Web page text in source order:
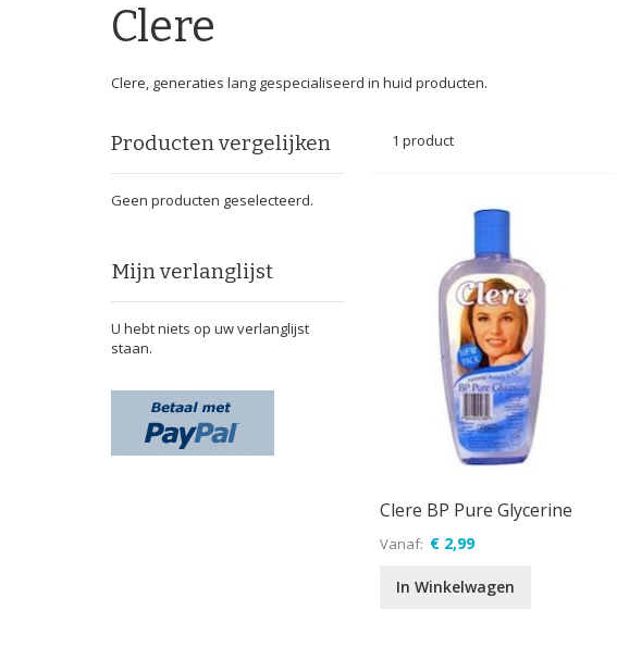
Clere
Clere, generaties lang gespecialiseerd in huid producten.
1 product
Clere BP Pure Glycerine
Vanaf € 2,99
In Winkelwagen
Producten vergelijken
Geen producten geselecteerd.
Mijn verlanglijst
U hebt niets op uw verlanglijst
staan.